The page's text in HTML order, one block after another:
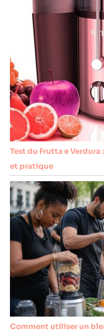
Test du Frutta e
et pratique
Comment utiliser un